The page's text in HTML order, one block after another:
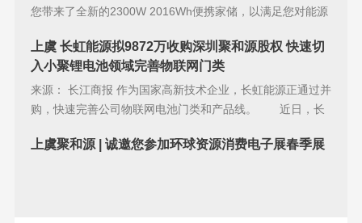
您带来了全新的2300W 2016Wh便携家储，以满足您对能源
上虞 长虹能源拟9872万收购深圳聚和源股权 快速切
入小聚锂电池领域完善物联网门类
来源： 长江商报 作为国家高新技术企业，长虹能源正通过并
购，快速完善公司物联网电池门类和产品线。 近日，长
上虞聚和源 | 诚邀您参加环球资源消费电子展春季展